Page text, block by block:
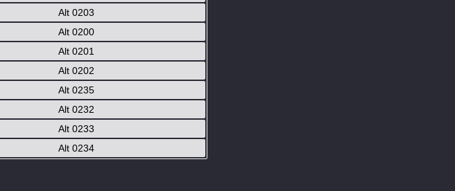
Alt 0203
Alt 0200
Alt 0201
Alt 0202
Alt 0235
Alt 0232
Alt 0233
Alt 0234